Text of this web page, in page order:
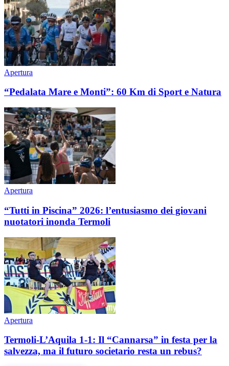
Apertura
“Pedalata Mare e Monti”: 60 Km di Sport e Natura
Apertura
“Tutti in Piscina” 2026: l’entusiasmo dei giovani
nuotatori inonda Termoli
Apertura
Termoli-L’Aquila 1-1: Il “Cannarsa” in festa per la
salvezza, ma il futuro societario resta un rebus?